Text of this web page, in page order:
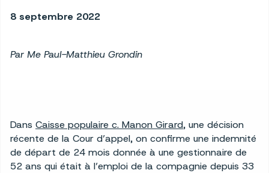
8 septembre 2022
Par Me Paul-Matthieu Grondin
Dans Caisse populaire c. Manon Girard, une décision
récente de la Cour d’appel, on confirme une indemnité
de départ de 24 mois donnée à une gestionnaire de
52 ans qui était à l’emploi de la compagnie depuis 33